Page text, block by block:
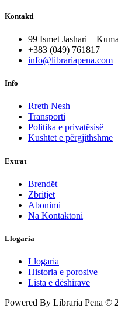
Kontakti
99 Ismet Jashari –
+383 (049) 761817
info@librariapena.com
Info
Rreth Nesh
Transporti
Politika e privatësisë
Kushtet e përgjithshme
Extrat
Brendët
Zbritjet
Abonimi
Na Kontaktoni
Llogaria
Llogaria
Historia e porosive
Lista e dëshirave
Powered By Libraria Pena ©